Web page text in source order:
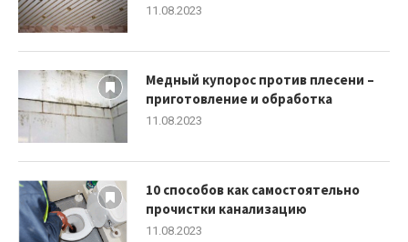
11.08.2023
Медный купорос против плесени –
приготовление и обработка
11.08.2023
10 способов как самостоятельно
прочистки канализацию
11.08.2023